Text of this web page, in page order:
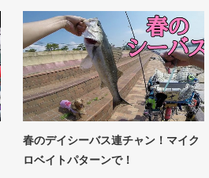
春のデイシーバス連チャン！マイク
ロベイトパターンで！